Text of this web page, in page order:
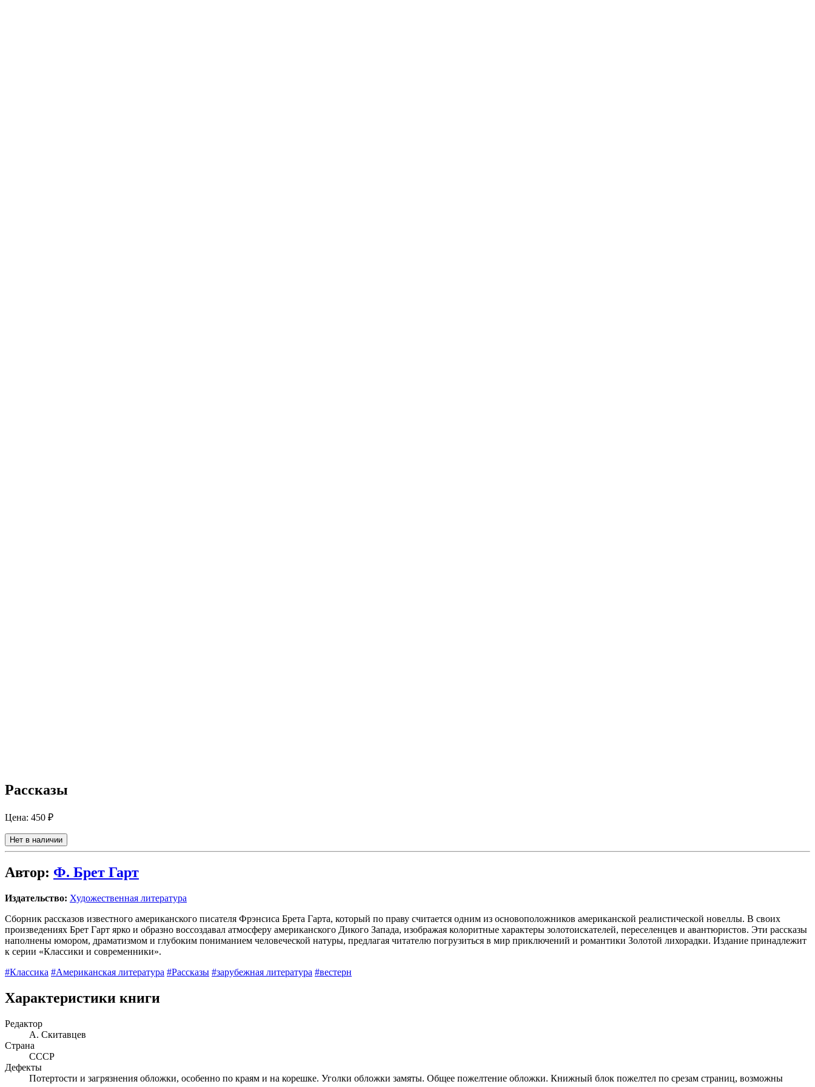
Рассказы
Цена: 450 ₽
Нет в наличии
Автор: Ф. Брет Гарт
Издательство: Художественная литература
Сборник рассказов известного американского писателя Фрэнсиса Брета Гарта, который по праву считается одним из основоположников американской реалистической новеллы. В своих
произведениях Брет Гарт ярко и образно воссоздавал атмосферу американского Дикого Запада, изображая колоритные характеры золотоискателей, переселенцев и авантюристов. Эти рассказы
наполнены юмором, драматизмом и глубоким пониманием человеческой натуры, предлагая читателю погрузиться в мир приключений и романтики Золотой лихорадки. Издание принадлежит
к серии «Классики и современники».
#Классика #Американская литература #Рассказы #зарубежная литература #вестерн
Характеристики книги
Редактор
А. Скитавцев
Страна
СССР
Дефекты
Потертости и загрязнения обложки, особенно по краям и на корешке. Уголки обложки замяты. Общее пожелтение обложки. Книжный блок пожелтел по срезам страниц, возможны